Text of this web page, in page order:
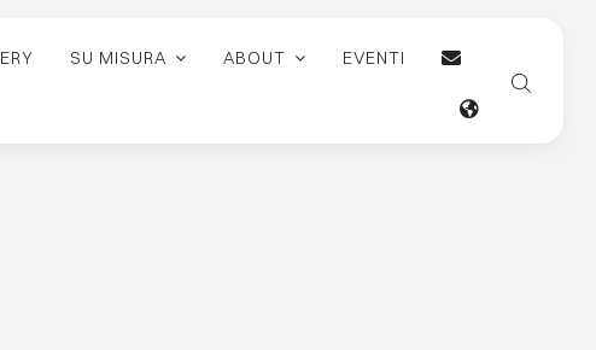
SU MISURA ABOUT EVENTI